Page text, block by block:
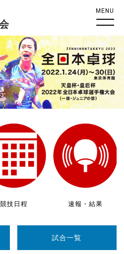
MENU
競技日程 速報・結果
試合一覧